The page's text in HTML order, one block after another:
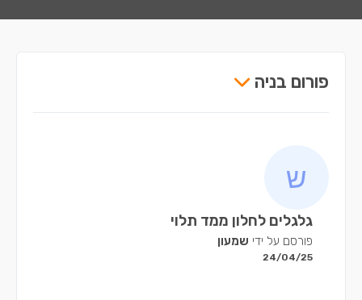
פורום בניה
גלגלים לחלון ממד תלוי
פורסם על ידי שמעון
24/04/25